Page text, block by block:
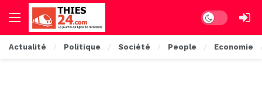
Dark mode
Actualité Politique Société People Economie